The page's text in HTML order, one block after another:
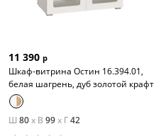
11 390 р
Шкаф-витрина Остин 16.394.01,
белая шагрень, дуб золотой крафт
Ш 80x В 99x Г42